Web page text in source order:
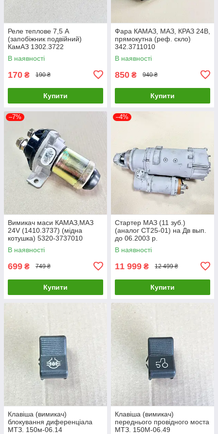
Реле теплове 7,5 А
(запобіжник подвійний)
КамАЗ 1302.3722
В наявності
170 ₴ 190 ₴
Купити
Фара КАМАЗ, МАЗ, КРАЗ 24В,
прямокутна (реф. скло)
342.3711010
В наявності
850 ₴ 940 ₴
Купити
–7%
Вимикач маси КАМАЗ,МАЗ
24V (1410.3737) (мідна
котушка) 5320-3737010
В наявності
699 ₴ 749 ₴
Купити
–4%
Стартер МАЗ (11 зуб.)
(аналог СТ25-01) на Дв вып.
до 06.2003 р.
СТ142Т-3708000
В наявності
11 999 ₴ 12 499 ₴
Купити
Клавіша (вимикач)
блокування диференціала
МТЗ. 150м-06.14
Клавіша (вимикач)
переднього провідного моста
МТЗ. 150М-06.49